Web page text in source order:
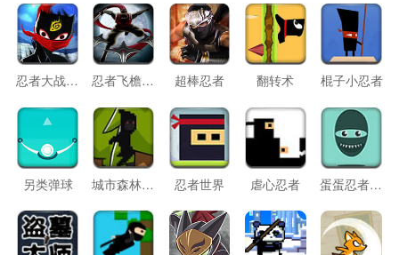
忍者大战恶魔 忍者飞檐走壁 超棒忍者 翻转术 棍子小忍者
另类弹球 城市森林跑酷 忍者世界 虐心忍者 蛋蛋忍者躲飞镖